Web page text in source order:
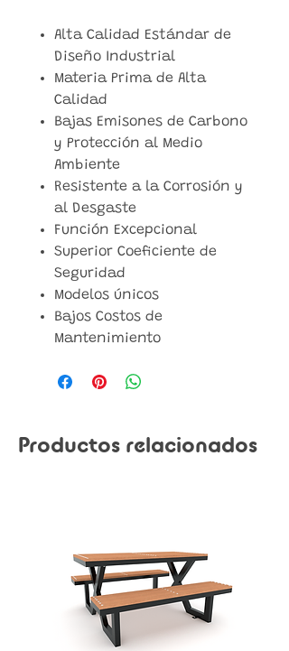
Alta Calidad Estándar de
Diseño Industrial
Materia Prima de Alta
Calidad
Bajas Emisones de Carbono
y Protección al Medio
Ambiente
Resistente a la Corrosión y
al Desgaste
Función Excepcional
Superior Coeficiente de
Seguridad
Modelos únicos
Bajos Costos de
Mantenimiento
Productos relacionados